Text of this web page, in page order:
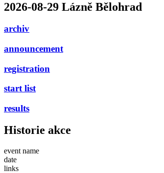
2026-08-29 Lázně Bělohrad
archiv
announcement
registration
start list
results
Historie akce
event name
date
links